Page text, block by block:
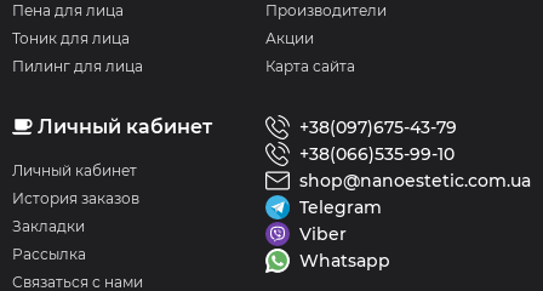
Пена для лица
Тоник для лица
Пилинг для лица
Производители
Акции
Карта сайта
Личный кабинет
Личный кабинет
История заказов
Закладки
Рассылка
Связаться с нами
+38(097)675-43-79
+38(066)535-99-10
shop@nanoestetic.com.ua
Telegram
Viber
Whatsapp